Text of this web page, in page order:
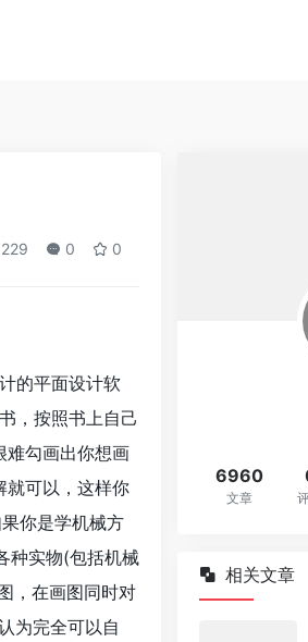
229 0 0
的平面设计软
，按照书上自己
难勾画出你想画
就可以，这样你
你是学机械方
种实物(包括机械
，在画图同时对
为完全可以自
6960
文章
相关文章